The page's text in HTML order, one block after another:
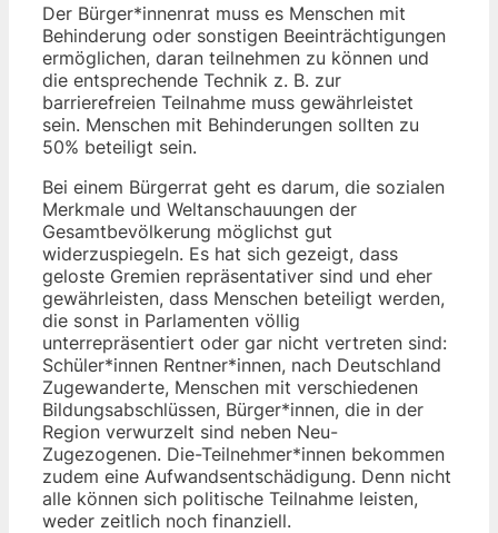
Der Bürger*innenrat muss es Menschen mit
Behinderung oder sonstigen Beeinträchtigungen
ermöglichen, daran teilnehmen zu können und
die entsprechende Technik z. B. zur
barrierefreien Teilnahme muss gewährleistet
sein. Menschen mit Behinderungen sollten zu
50% beteiligt sein.
Bei einem Bürgerrat geht es darum, die sozialen
Merkmale und Weltanschauungen der
Gesamtbevölkerung möglichst gut
widerzuspiegeln. Es hat sich gezeigt, dass
geloste Gremien repräsentativer sind und eher
gewährleisten, dass Menschen beteiligt werden,
die sonst in Parlamenten völlig
unterrepräsentiert oder gar nicht vertreten sind:
Schüler*innen Rentner*innen, nach Deutschland
Zugewanderte, Menschen mit verschiedenen
Bildungsabschlüssen, Bürger*innen, die in der
Region verwurzelt sind neben Neu-
Zugezogenen. Die-Teilnehmer*innen bekommen
zudem eine Aufwandsentschädigung. Denn nicht
alle können sich politische Teilnahme leisten,
weder zeitlich noch finanziell.